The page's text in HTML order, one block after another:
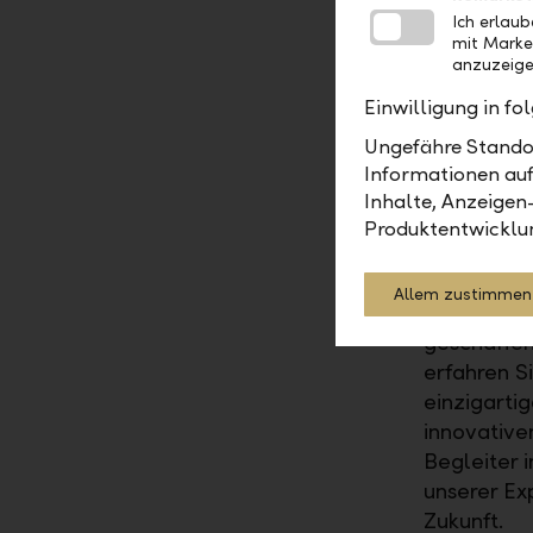
Ertrag und
Abgleiche
schaffen
LLB
wird nicht
erfahren
Begleiter
unserer
Zukunft.
Ich
mit
Einwilligung in
Ungefähre
Informationen
Inhalte,
Allem zustimmen